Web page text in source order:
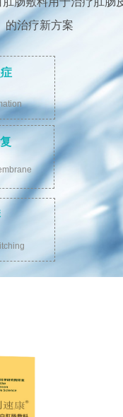
的治疗新方案